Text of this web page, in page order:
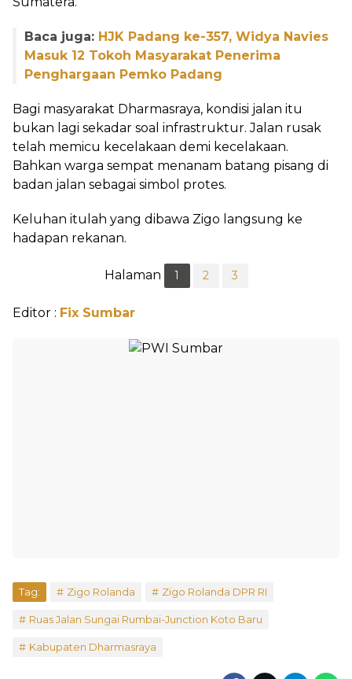
Baca juga: HJK Padang ke-357, Widya Navies
Masuk 12 Tokoh Masyarakat Penerima
Penghargaan Pemko Padang
Bagi masyarakat Dharmasraya, kondisi jalan itu
bukan lagi sekadar soal infrastruktur. Jalan rusak
telah memicu kecelakaan demi kecelakaan.
Bahkan warga sempat menanam batang pisang di
badan jalan sebagai simbol protes.
Keluhan itulah yang dibawa Zigo langsung ke
hadapan rekanan.
Halaman 1 2 3
Editor : Fix Sumbar
Tag: Zigo Rolanda Zigo Rolanda DPR RI
Ruas Jalan Sungai Rumbai-Junction Koto Baru
Kabupaten Dharmasraya